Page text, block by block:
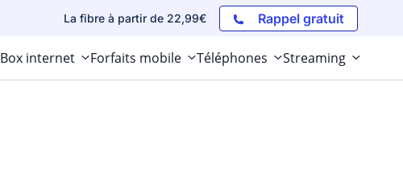
La fibre à partir de 22,99€ Rappel gratuit
Box internet Forfaits mobile Téléphones Streaming